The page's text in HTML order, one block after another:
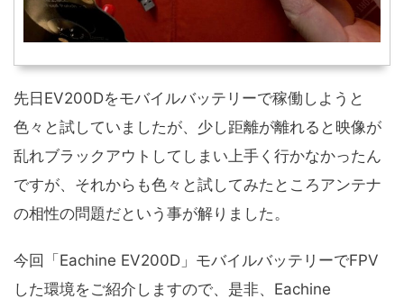
先日EV200Dをモバイルバッテリーで稼働しようと
色々と試していましたが、少し距離が離れると映像が
乱れブラックアウトしてしまい上手く行かなかったん
ですが、それからも色々と試してみたところアンテナ
の相性の問題だという事が解りました。
今回「Eachine EV200D」モバイルバッテリーでFPV
した環境をご紹介しますので、是非、Eachine